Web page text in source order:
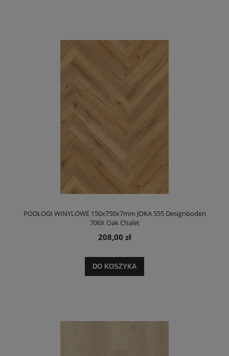
PODŁOGI WINYLOWE 150x750x7mm JOKA 555 Designboden
706X Oak Chalet
208,00 zł
DO KOSZYKA